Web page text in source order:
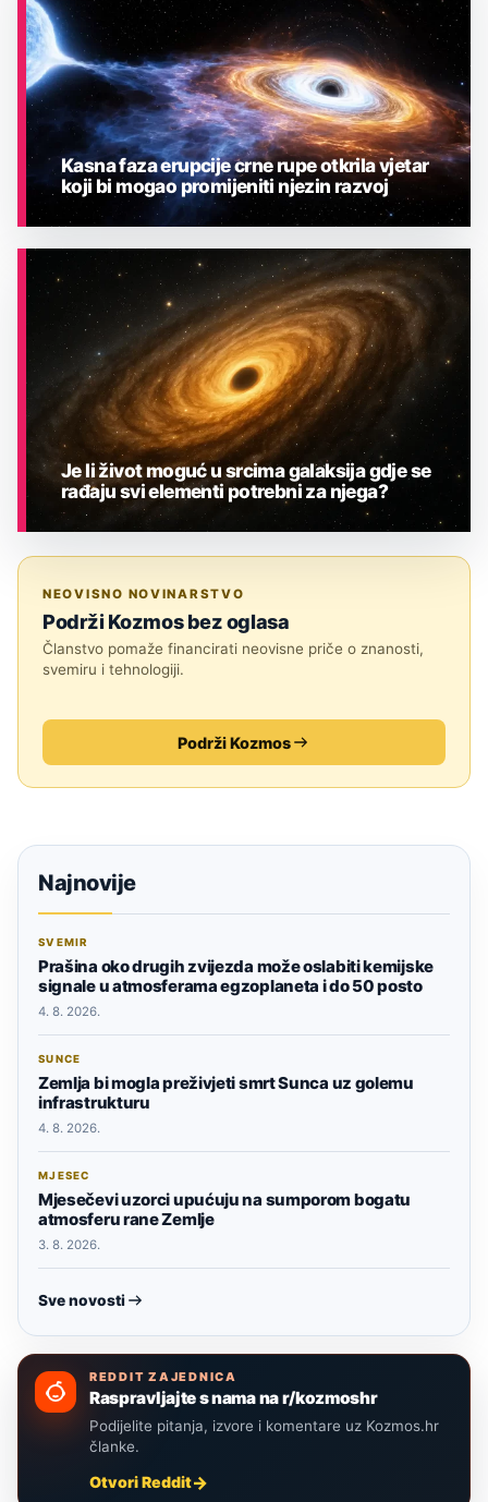
ASTRONOMIJA
Kasna faza erupcije crne rupe otkrila vjetar
koji bi mogao promijeniti njezin razvoj
Je li život moguć u srcima galaksija gdje se
rađaju svi elementi potrebni za njega?
NEOVISNO NOVINARSTVO
Podrži Kozmos bez oglasa
Članstvo pomaže financirati neovisne priče o znanosti,
svemiru i tehnologiji.
Podrži Kozmos
Najnovije
SVEMIR
Prašina oko drugih zvijezda može oslabiti kemijske
signale u atmosferama egzoplaneta i do 50 posto
4. 8. 2026.
SUNCE
Zemlja bi mogla preživjeti smrt Sunca uz golemu
infrastrukturu
4. 8. 2026.
MJESEC
Mjesečevi uzorci upućuju na sumporom bogatu
atmosferu rane Zemlje
3. 8. 2026.
Sve novosti
REDDIT ZAJEDNICA
Raspravljajte s nama na r/kozmoshr
Podijelite pitanja, izvore i komentare uz Kozmos.hr
članke.
Otvori Reddit